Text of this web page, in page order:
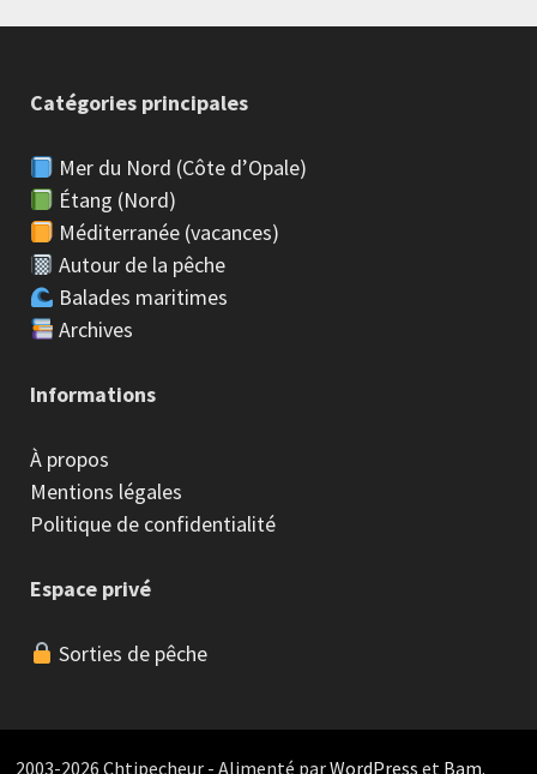
Catégories principales
Mer du Nord (Côte d’Opale)
Étang (Nord)
Méditerranée (vacances)
Autour de la pêche
Balades maritimes
Archives
Informations
À propos
Mentions légales
Politique de confidentialité
Espace privé
Sorties de pêche
2003-2026 Chtipecheur - Alimenté parWordPress et Bam.